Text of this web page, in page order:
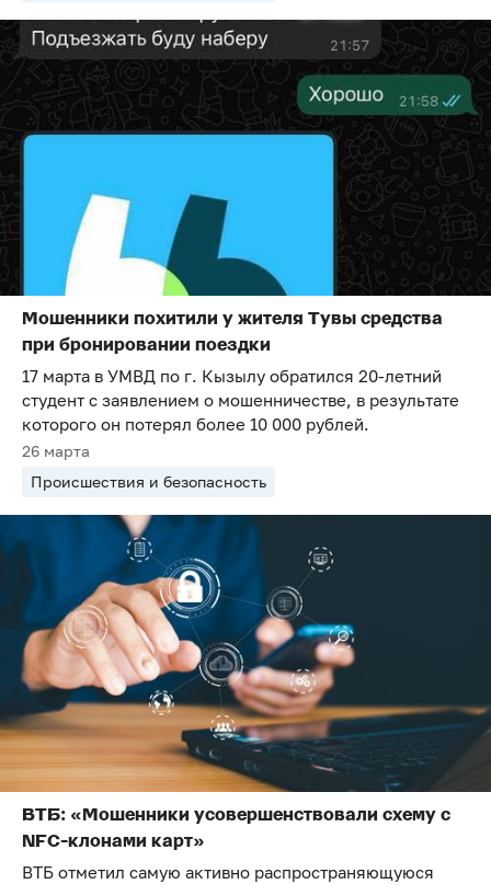
Мошенники похитили у жителя Тувы средства
при бронировании поездки
17 марта в УМВД по г. Кызылу обратился 20-летний
студент с заявлением о мошенничестве, в результате
которого он потерял более 10 000 рублей.
26 марта
Происшествия и безопасность
ВТБ: «Мошенники усовершенствовали схему с
NFC-клонами карт»
ВТБ отметил самую активно распространяющуюся